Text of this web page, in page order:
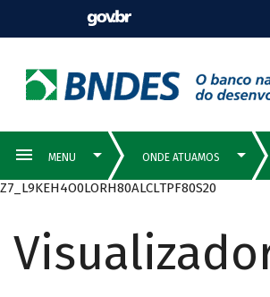
Z7_L9KEH4O0LORH80ALCLTPF80S20